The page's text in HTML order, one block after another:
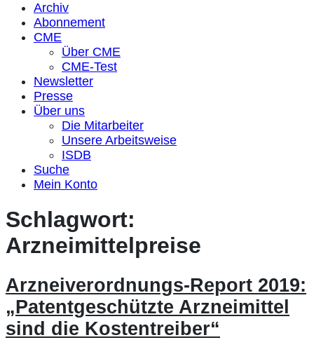
Archiv
Abonnement
CME
Über CME
CME-Test
Newsletter
Presse
Über uns
Die Mitarbeiter
Unsere Arbeitsweise
ISDB
Suche
Mein Konto
Schlagwort:
Arzneimittelpreise
Arzneiverordnungs-Report 2019:
„Patentgeschützte Arzneimittel
sind die Kostentreiber“